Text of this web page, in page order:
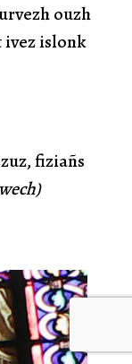
ouzh
islonk
fiziañs